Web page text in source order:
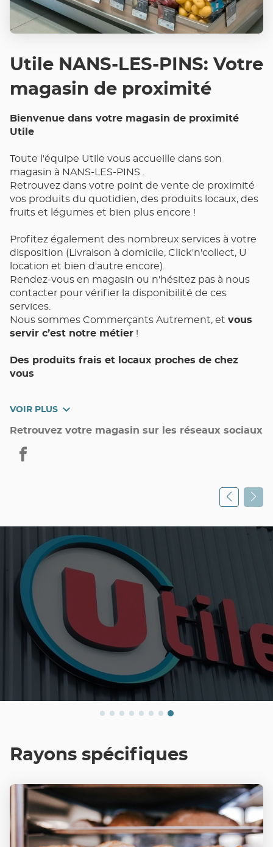
Utile NANS-LES-PINS: Votre
magasin de proximité
Bienvenue dans votre magasin de proximité
Utile
Toute l'équipe Utile vous accueille dans son
magasin à NANS-LES-PINS .
Retrouvez dans votre point de vente de proximité
vos produits du quotidien, des produits locaux, des
fruits et légumes et bien plus encore !
Profitez également des nombreux services à votre
disposition (Livraison à domicile, Click'n'collect, U
location et bien d'autre encore).
Rendez-vous en magasin ou n'hésitez pas à nous
contacter pour vérifier la disponibilité de ces
services.
Nous sommes Commerçants Autrement, et vous
servir c’est notre métier !
Des produits frais et locaux proches de chez
vous
et toute son équipe met un point d’honneur à vous
assurer Qualité, Choix, Fraîcheur, et Pouvoir d’Achat
VOIR PLUS
Retrouvez votre magasin sur les réseaux sociaux
Utile
PINS
Rayons spécifiques